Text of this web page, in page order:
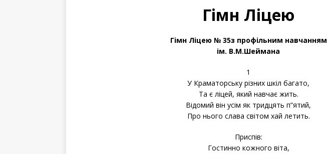
Гімн Ліцею
Гімн Ліцею № 35з профільним навчанням
ім. В.М.Шеймана
1
У Краматорську різних шкіл багато,
Та є ліцей, який навчає жить.
Відомий він усім як тридцять п”ятий,
Про нього слава світом хай летить.
Приспів:
Гостинно кожного віта,